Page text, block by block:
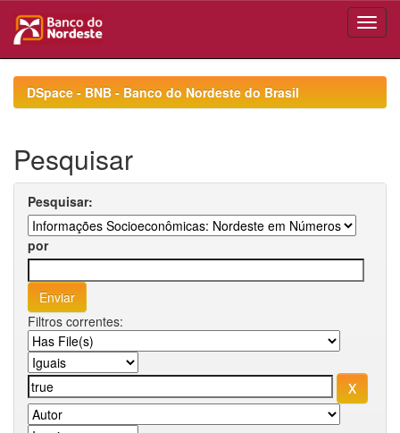
navigationDSpace - BNB - Banco do Nordeste do Brasil
Pesquisar
Pesquisar:
por
Filtros correntes: